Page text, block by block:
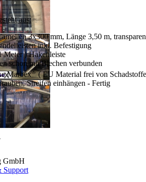
aus:
3x300 mm, Länge 3,50 m,
inkl. Befestigung
Meter ) Hakenleiste
schon mit Blechen verbunden
Marbex®( EU Material frei von
Streifen einhängen - Fertig
GmbH
Support